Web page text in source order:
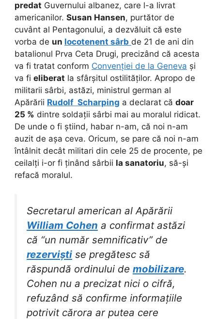
predat Guvernului albanez, care l-a livrat
americanilor. Susan Hansen, purtător de
cuvânt al Pentagonului, a dezvăluit că este
vorba de un locotenent sârb de 21 de ani din
batalionul Prva Ceta Drugi, precizând că acesta
va fi tratat conform Convenției de la Geneva și
va fi eliberat la sfârșitul ostilităților. Apropo de
militarii sârbi, astăzi, ministrul german al
Apărării Rudolf Scharping a declarat că doar
25 % dintre soldații sârbi mai au moralul ridicat.
De unde o fi știind, habar n-am, că noi n-am
auzit de așa ceva. Oricum, se pare că noi n-am
întâlnit decât militari din cele 25 de procente, pe
ceilalți i-or fi ținând sârbii la sanatoriu, să-și
refacă moralul.
Secretarul american al Apărării
William Cohen a confirmat astăzi
că “un număr semnificativ” de
rezerviști se pregătesc să
răspundă ordinului de mobilizare.
Cohen nu a precizat nici o cifră,
refuzând să confirme informațiile
potrivit cărora ar putea cere